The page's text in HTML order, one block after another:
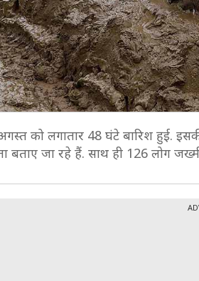
को लगातार 48 घंटे बारिश हुई.
बताए जा रहे हैं. साथ ही 126 लोग